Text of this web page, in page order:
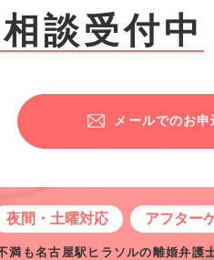
談受付中
メールでのお申
夜間・土曜対応 アフター
も名古屋駅ヒラソルの離婚弁護